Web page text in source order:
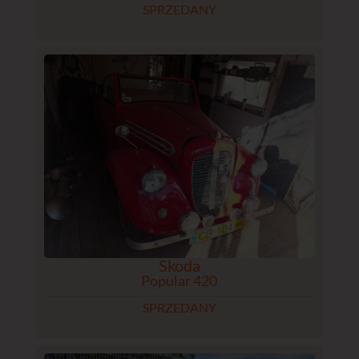
SPRZEDANY
Skoda
Popular 420
SPRZEDANY